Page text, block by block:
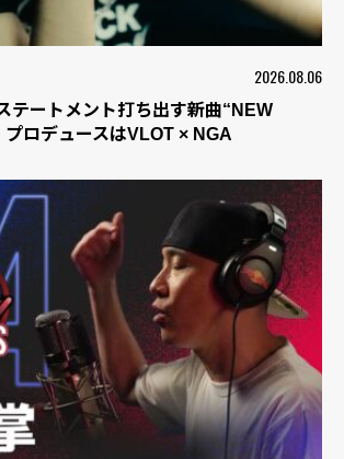
2026.08.06
テートメント打ち出す新曲“NEW
ロデュースはVLOT × NGA